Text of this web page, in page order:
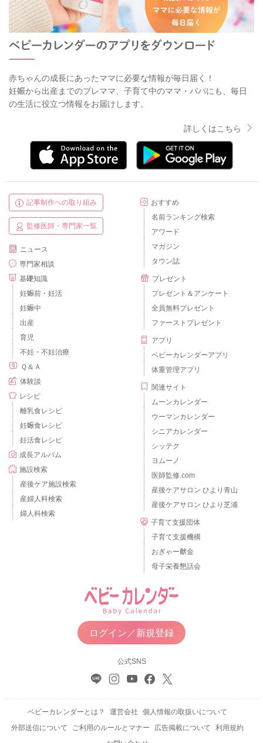
赤ちゃんの成長にあったママに必要な情報が毎日届く！
妊娠から出産までのプレママ、子育て中のママ・パパにも、毎日
の生活に役立つ情報をお届けします。
詳しくはこちら
記事制作への取り組み
監修医師・専門家一覧
ニュース
専門家相談
基礎知識
妊娠前・妊活
妊娠中
出産
育児
不妊・不妊治療
Ｑ＆Ａ
体験談
レシピ
離乳食レシピ
妊娠食レシピ
妊活食レシピ
成長アルバム
施設検索
産後ケア施設検索
産婦人科検索
婦人科検索
おすすめ
名前ランキング検索
アワード
マガジン
タウン誌
プレゼント
プレゼント＆アンケート
全員無料プレゼント
ファーストプレゼント
アプリ
ベビーカレンダーアプリ
体重管理アプリ
関連サイト
ムーンカレンダー
ウーマンカレンダー
シニアカレンダー
シッテク
ヨムーノ
医師監修.com
産後ケアサロン ひより青山
産後ケアサロン ひより芝浦
子育て支援団体
子育て支援機構
おぎゃー献金
母子栄養懇話会
ログイン／新規登録
公式SNS
ベビーカレンダーとは？ 運営会社
個人情報の取扱いについて
外部送信について
ご利用のルールとマナー 広告掲載について
利用規約